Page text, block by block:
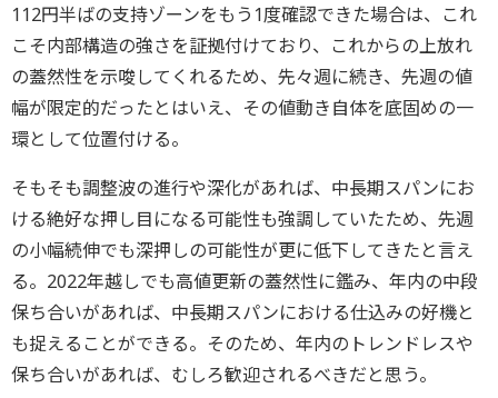
112円半ばの支持ゾーンをもう1度確認できた場合は、これ
こそ内部構造の強さを証拠付けており、これからの上放れ
の蓋然性を示唆してくれるため、先々週に続き、先週の値
幅が限定的だったとはいえ、その値動き自体を底固めの一
環として位置付ける。
そもそも調整波の進行や深化があれば、中長期スパンにお
ける絶好な押し目になる可能性も強調していたため、先週
の小幅続伸でも深押しの可能性が更に低下してきたと言え
る。2022年越しでも高値更新の蓋然性に鑑み、年内の中段
保ち合いがあれば、中長期スパンにおける仕込みの好機と
も捉えることができる。そのため、年内のトレンドレスや
保ち合いがあれば、むしろ歓迎されるべきだと思う。